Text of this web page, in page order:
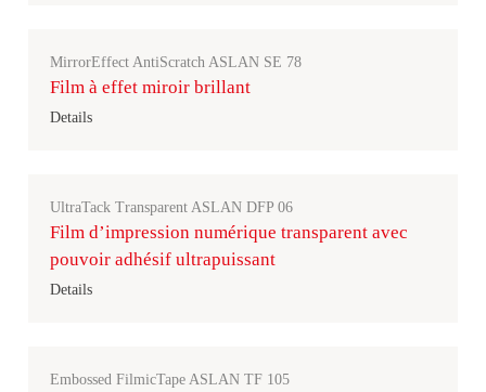
MirrorEffect AntiScratch ASLAN SE 78
Film à effet miroir brillant
Details
UltraTack Transparent ASLAN DFP 06
Film d’impression numérique transparent avec
pouvoir adhésif ultrapuissant
Details
Embossed FilmicTape ASLAN TF 105